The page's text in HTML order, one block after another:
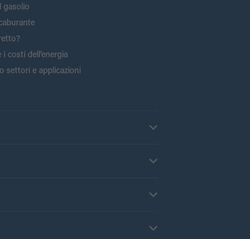
gasolio
costi dell’energia
settori e applicazioni